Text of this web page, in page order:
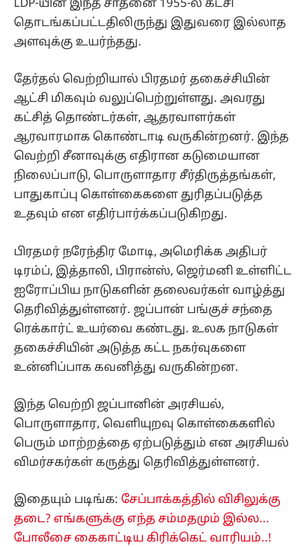
LDP-யின் இந்த சாதனை 1955-ல் கட்சி
தொடங்கப்பட்டதிலிருந்து இதுவரை இல்லாத
அளவுக்கு உயர்ந்தது.
தேர்தல் வெற்றியால் பிரதமர் தகைச்சியின்
ஆட்சி மிகவும் வலுப்பெற்றுள்ளது. அவரது
கட்சித் தொண்டர்கள், ஆதரவாளர்கள்
ஆரவாரமாக கொண்டாடி வருகின்றனர். இந்த
வெற்றி சீனாவுக்கு எதிரான கடுமையான
நிலைப்பாடு, பொருளாதார சீர்திருத்தங்கள்,
பாதுகாப்பு கொள்கைகளை துரிதப்படுத்த
உதவும் என எதிர்பார்க்கப்படுகிறது.
பிரதமர் நரேந்திர மோடி, அமெரிக்க அதிபர்
டிரம்ப், இத்தாலி, பிரான்ஸ், ஜெர்மனி உள்ளிட்ட
ஐரோப்பிய நாடுகளின் தலைவர்கள் வாழ்த்து
தெரிவித்துள்ளனர். ஜப்பான் பங்குச் சந்தை
ரெக்கார்ட் உயர்வை கண்டது. உலக நாடுகள்
தகைச்சியின் அடுத்த கட்ட நகர்வுகளை
உன்னிப்பாக கவனித்து வருகின்றன.
இந்த வெற்றி ஜப்பானின் அரசியல்,
பொருளாதார, வெளியுறவு கொள்கைகளில்
பெரும் மாற்றத்தை ஏற்படுத்தும் என அரசியல்
விமர்சகர்கள் கருத்து தெரிவித்துள்ளனர்.
இதையும் படிங்க: சேப்பாக்கத்தில் விசிலுக்கு
தடை? எங்களுக்கு எந்த சம்மதமும் இல்ல...
போலீசை கைகாட்டிய கிரிக்கெட் வாரியம்..!